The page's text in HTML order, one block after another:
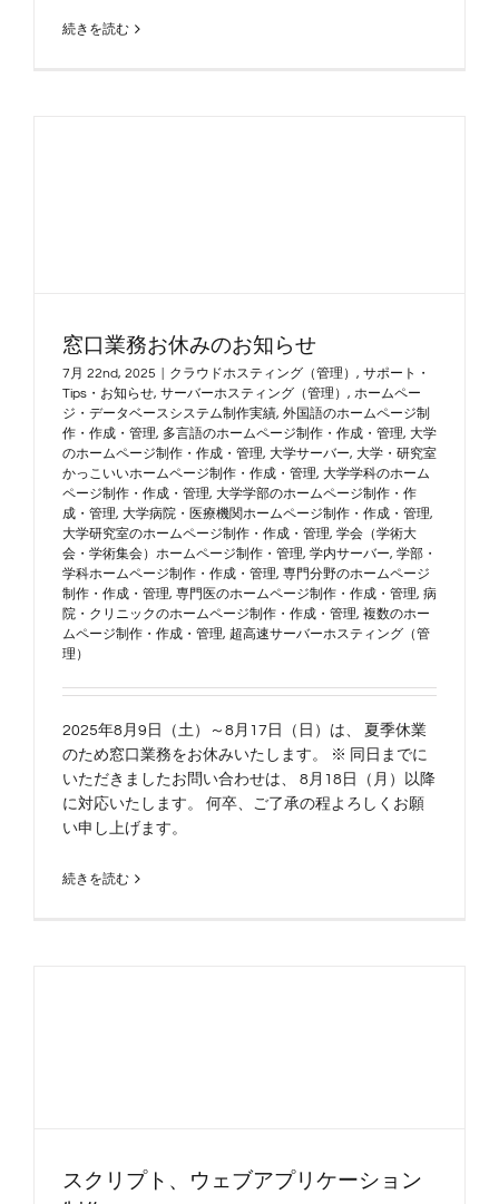
続きを読む
窓口業務お休みのお知らせ
7月 22nd, 2025 クラウドホスティング（管理） , サポート・
Tips・お知らせ, サーバーホスティング（管理） , ホームペー
ジ・データベースシステム制作実績, 外国語のホームページ制
作・作成・管理, 多言語のホームページ制作・作成・管理, 大学
のホームページ制作・作成・管理, 大学サーバー, 大学・研究室
かっこいいホームページ制作・作成・管理, 大学学科のホーム
ページ制作・作成・管理, 大学学部のホームページ制作・作
成・管理, 大学病院・医療機関ホームページ制作・作成・管理,
大学研究室のホームページ制作・作成・管理, 学会（学術大
会・学術集会）ホームページ制作・管理, 学内サーバー, 学部・
学科ホームページ制作・作成・管理, 専門分野のホームページ
制作・作成・管理, 専門医のホームページ制作・作成・管理, 病
院・クリニックのホームページ制作・作成・管理, 複数のホー
ムページ制作・作成・管理, 超高速サーバーホスティング（管
理）
2025年8月9日（土）～8月17日（日）は、 夏季休業
のため窓口業務をお休みいたします。 ※ 同日までに
いただきましたお問い合わせは、 8月18日（月）以降
に対応いたします。 何卒、ご了承の程よろしくお願
い申し上げます。
続きを読む
スクリプト、ウェブアプリケーション